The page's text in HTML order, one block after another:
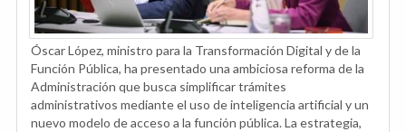
Óscar López, ministro para la Transformación Digital y de la
Función Pública, ha presentado una ambiciosa reforma de la
Administración que busca simplificar trámites
administrativos mediante el uso de inteligencia artificial y un
nuevo modelo de acceso a la función pública. La estrategia,